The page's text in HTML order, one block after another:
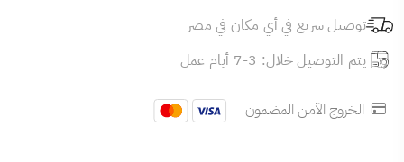
توصيل سريع في أي مكان في مصر
يتم التوصيل خلال: 3-7 أيام عمل
الخروج الآمن المضمون